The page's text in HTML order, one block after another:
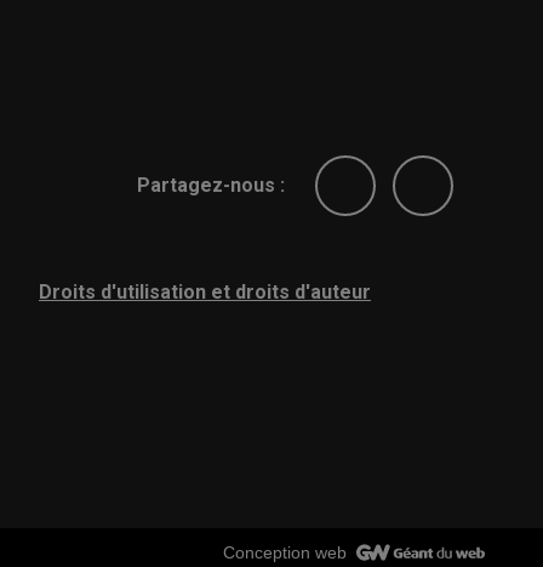
Partagez-nous :
Droits d'utilisation et droits d'auteur
Conception web